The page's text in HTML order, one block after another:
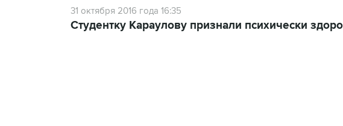
31 октября 2016 года 16:35
Студентку Караулову признали психически